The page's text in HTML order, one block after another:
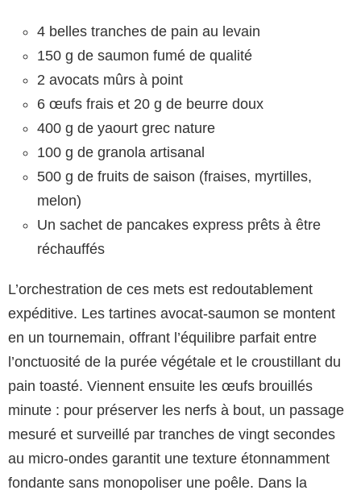
4 belles tranches de pain au levain
150 g de saumon fumé de qualité
2 avocats mûrs à point
6 œufs frais et 20 g de beurre doux
400 g de yaourt grec nature
100 g de granola artisanal
500 g de fruits de saison (fraises, myrtilles,
melon)
Un sachet de pancakes express prêts à être
réchauffés
L’orchestration de ces mets est redoutablement
expéditive. Les tartines avocat-saumon se montent
en un tournemain, offrant l’équilibre parfait entre
l’onctuosité de la purée végétale et le croustillant du
pain toasté. Viennent ensuite les œufs brouillés
minute : pour préserver les nerfs à bout, un passage
mesuré et surveillé par tranches de vingt secondes
au micro-ondes garantit une texture étonnamment
fondante sans monopoliser une poêle. Dans la